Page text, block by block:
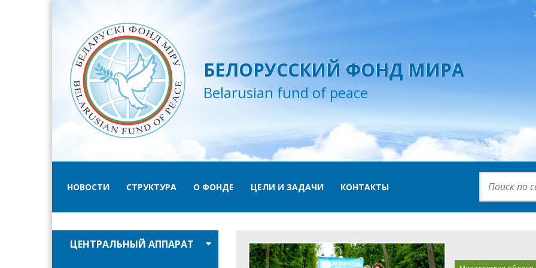
БЕЛОРУССКИЙ ФОНД МИРА
Belarusian fund of peace
НОВОСТИ СТРУКТУРА О ФОНДЕ ЦЕЛИ И ЗАДАЧИ КОНТАКТЫ
ЦЕНТРАЛЬНЫЙ АППАРАТ